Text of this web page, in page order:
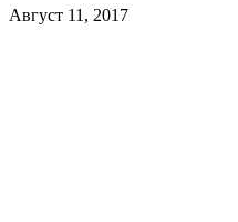
Август 11, 2017